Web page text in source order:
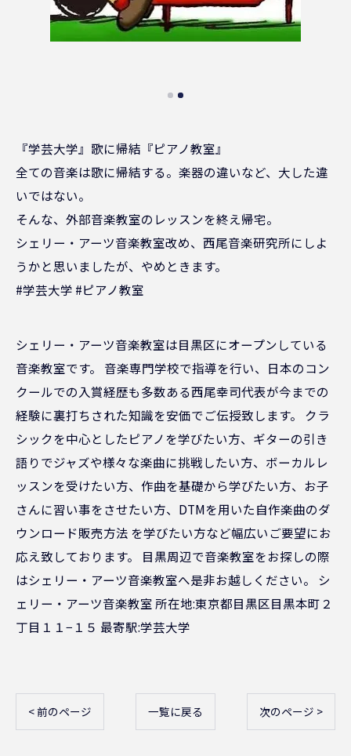
『学芸大学』歌に帰結『ピアノ教室』
全ての音楽は歌に帰結する。楽器の違いなど、大した違
いではない。
そんな、外部音楽教室のレッスンを終え帰宅。
シェリー・アーツ音楽教室改め、西尾音楽研究所にしよ
うかと思いましたが、やめときます。
#学芸大学 #ピアノ教室
シェリー・アーツ音楽教室は目黒区にオープンしている
音楽教室です。 音楽専門学校で指導を行い、日本のコン
クールでの入賞経歴も多数ある西尾幸司代表が今までの
経験に裏打ちされた知識を安価でご伝授致します。 クラ
シックを中心としたピアノを学びたい方、ギターの引き
語りでジャズや様々な楽曲に挑戦したい方、ボーカルレ
ッスンを受けたい方、作曲を基礎から学びたい方、お子
さんに習い事をさせたい方、DTMを用いた自作楽曲のダ
ウンロード販売方法 を学びたい方など幅広いご要望にお
応え致しております。 目黒周辺で音楽教室をお探しの際
はシェリー・アーツ音楽教室へ是非お越しください。 シ
ェリー・アーツ音楽教室 所在地:東京都目黒区目黒本町２
丁目１１−１５ 最寄駅:学芸大学
< 前のページ 一覧に戻る 次のページ >